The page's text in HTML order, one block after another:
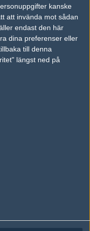
kanske
att invända mot sådan
endast den här
dina preferenser eller
till denna
längst ned på